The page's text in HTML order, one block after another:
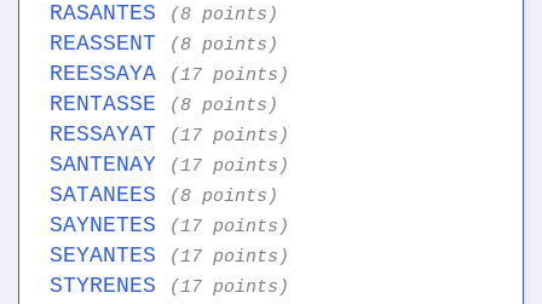
RASANTES (8 points)
REASSENT (8 points)
REESSAYA (17 points)
RENTASSE (8 points)
RESSAYAT (17 points)
SANTENAY (17 points)
SATANEES (8 points)
SAYNETES (17 points)
SEYANTES (17 points)
STYRENES (17 points)